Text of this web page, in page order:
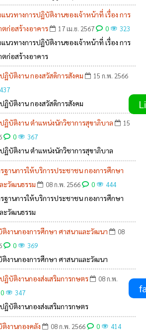
นวทางการปฏิบัติงานของเจ้าหน้าที่ เรื่อง การ
ก่อสร้างอาคาร
17 เม.ย. 2567 0 323
นวทางการปฏิบัติงานของเจ้าหน้าที่ เรื่อง การ
ก่อสร้างอาคาร
ฏิบัติงาน กองสวัสดิการสังคม 15 ก.พ. 2566
437
ฏิบัติงาน กองสวัสดิการสังคม
ฏิบัติงาน ตำแหน่งนักวิชาการสุขาภิบาล
15
0 367
ฏิบัติงาน ตำแหน่งนักวิชาการสุขาภิบาล
ฐานการให้บริการประชาชน กองการศึกษา
ะวัฒนธรรม
08 ก.พ. 2566 0 444
ฐานการให้บริการประชาชน กองการศึกษา
ะวัฒนธรรม
งานกองการศึกษา ศาสนาและวัฒนา
08
0 369
งานกองการศึกษา ศาสนาและวัฒนา
ฏิบัติงานกองส่งเสริมการกษตร
08 ก.พ.
0 347
ฏิบัติงานกองส่งเสริมการกษตร
งานกองคลัง 08 ก.พ. 2566 0 414